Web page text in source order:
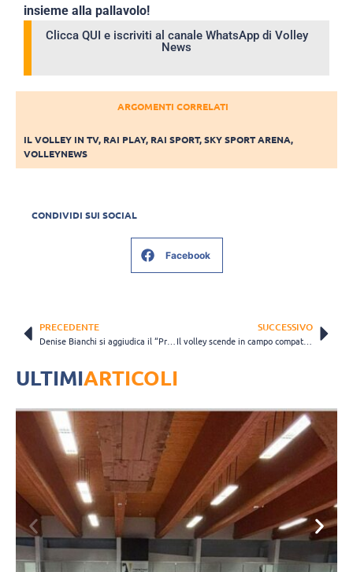
insieme alla pallavolo!
Clicca QUI e iscriviti al canale WhatsApp di Volley
News
ARGOMENTI CORRELATI
IL VOLLEY IN TV, RAI PLAY, RAI SPORT,SKY SPORT ARENA,
VOLLEYNEWS
CONDIVIDI SUI SOCIAL
Facebook
PRECEDENTE
Denise Bianchi si aggiudica il “Premio Federica De Luca” 2022
SUCCESSIVO
Il volley scende in campo compatto contro la violenza sulle donne
ULTIMIARTICOLI